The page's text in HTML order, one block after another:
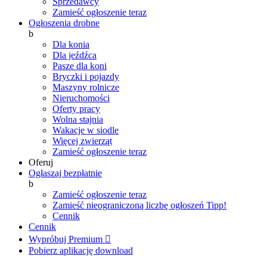
Zamieść ogłoszenie teraz
Ogłoszenia drobne
b
Dla konia
Dla jeźdźca
Pasze dla koni
Bryczki i pojazdy
Maszyny rolnicze
Nieruchomości
Oferty pracy
Wolna stajnia
Wakacje w siodle
Więcej zwierząt
Zamieść ogłoszenie teraz
Oferuj
Ogłaszaj bezpłatnie
b
Zamieść ogłoszenie teraz
Zamieść nieograniczoną liczbę ogłoszeń Tipp!
Cennik
Cennik
Wypróbuj Premium 
Pobierz aplikację download